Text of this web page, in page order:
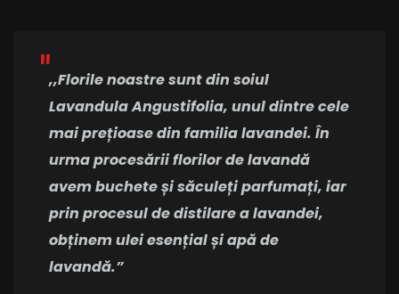
,,Florile noastre sunt din soiul
Lavandula Angustifolia, unul dintre cele
mai prețioase din familia lavandei. În
urma procesării florilor de lavandă
avem buchete și săculeți parfumați, iar
prin procesul de distilare a lavandei,
obținem ulei esențial și apă de
lavandă.”